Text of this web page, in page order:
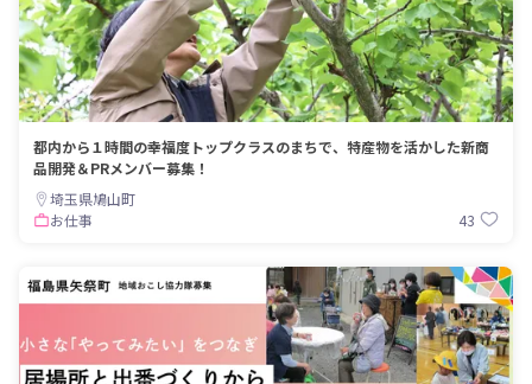
都内から１時間の幸福度トップクラスのまちで、特産物を活かした新商
品開発＆PRメンバー募集！
埼玉県鳩山町
お仕事
43